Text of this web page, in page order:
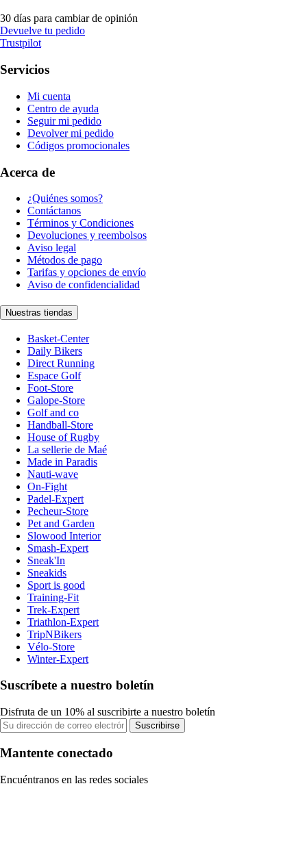
30 días para cambiar de opinión
Devuelve tu pedido
Trustpilot
Servicios
Mi cuenta
Centro de ayuda
Seguir mi pedido
Devolver mi pedido
Códigos promocionales
Acerca de
¿Quiénes somos?
Contáctanos
Términos y Condiciones
Devoluciones y reembolsos
Aviso legal
Métodos de pago
Tarifas y opciones de envío
Aviso de confidencialidad
Nuestras tiendas
Basket-Center
Daily Bikers
Direct Running
Espace Golf
Foot-Store
Galope-Store
Golf and co
Handball-Store
House of Rugby
La sellerie de Maé
Made in Paradis
Nauti-wave
On-Fight
Padel-Expert
Pecheur-Store
Pet and Garden
Slowood Interior
Smash-Expert
Sneak'In
Sneakids
Sport is good
Training-Fit
Trek-Expert
Triathlon-Expert
TripNBikers
Vélo-Store
Winter-Expert
Suscríbete a nuestro boletín
Disfruta de un 10% al suscribirte a nuestro boletín
Suscribirse
Mantente conectado
Encuéntranos en las redes sociales